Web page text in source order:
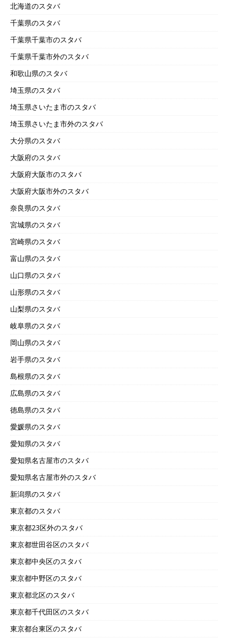
北海道のスタバ
千葉県のスタバ
千葉県千葉市のスタバ
千葉県千葉市外のスタバ
和歌山県のスタバ
埼玉県のスタバ
埼玉県さいたま市のスタバ
埼玉県さいたま市外のスタバ
大分県のスタバ
大阪府のスタバ
大阪府大阪市のスタバ
大阪府大阪市外のスタバ
奈良県のスタバ
宮城県のスタバ
宮崎県のスタバ
富山県のスタバ
山口県のスタバ
山形県のスタバ
山梨県のスタバ
岐阜県のスタバ
岡山県のスタバ
岩手県のスタバ
島根県のスタバ
広島県のスタバ
徳島県のスタバ
愛媛県のスタバ
愛知県のスタバ
愛知県名古屋市のスタバ
愛知県名古屋市外のスタバ
新潟県のスタバ
東京都のスタバ
東京都23区外のスタバ
東京都世田谷区のスタバ
東京都中央区のスタバ
東京都中野区のスタバ
東京都北区のスタバ
東京都千代田区のスタバ
東京都台東区のスタバ